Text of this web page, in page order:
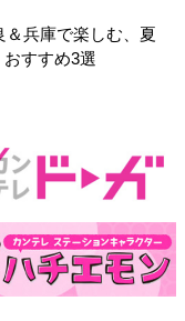
＆兵庫で楽しむ、夏
すすめ3選